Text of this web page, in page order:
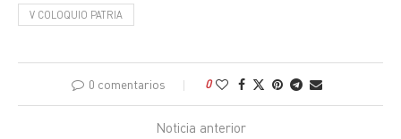
V COLOQUIO PATRIA
0 comentarios 0
Noticia anterior